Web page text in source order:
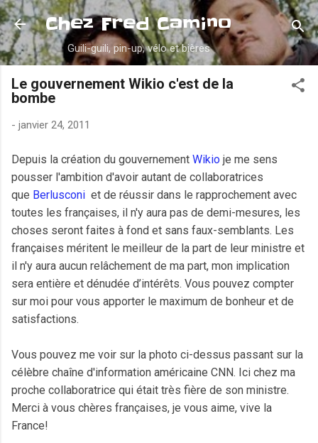
Accéder au contenu principal
Chez Fred Camino
Guili-guili, pin-up, vélo et bières
Le gouvernement Wikio c'est de la
bombe
- janvier 24, 2011
Depuis la création du gouvernement Wikio je me sens
pousser l'ambition d'avoir autant de collaboratrices
que Berlusconi et de réussir dans le rapprochement avec
toutes les françaises, il n'y aura pas de demi-mesures, les
choses seront faites à fond et sans faux-semblants. Les
françaises méritent le meilleur de la part de leur ministre et
il n'y aura aucun relâchement de ma part, mon implication
sera entière et dénudée d’intérêts. Vous pouvez compter
sur moi pour vous apporter le maximum de bonheur et de
satisfactions.
Vous pouvez me voir sur la photo ci-dessus passant sur la
célèbre chaîne d'information américaine CNN. Ici chez ma
proche collaboratrice qui était très fière de son ministre.
Merci à vous chères françaises, je vous aime, vive la
France!